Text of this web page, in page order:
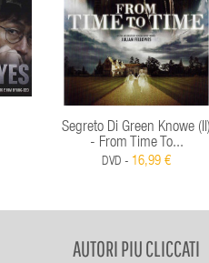
Segreto Di Green Knowe (Il)
- From Time To...
DVD - 16,99 €
AUTORI PIU CLICCATI